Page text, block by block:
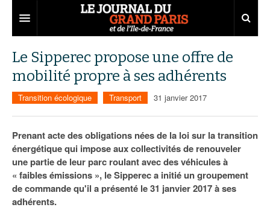
Territoires
Aménagement
Institutions
Services urbains
Entreprises
Emploi
Attractivité
75
77
Carnet
Nominations
Les Assises du Grand Paris
Le podcast
Le Sipperec propose une offre de
mobilité propre à ses adhérents
Transition écologique Transport 31 janvier 2017
Prenant acte des obligations nées de la loi sur la transition
énergétique qui impose aux collectivités de renouveler
une partie de leur parc roulant avec des véhicules à
« faibles émissions », le Sipperec a initié un groupement
de commande qu'il a présenté le 31 janvier 2017 à ses
adhérents.